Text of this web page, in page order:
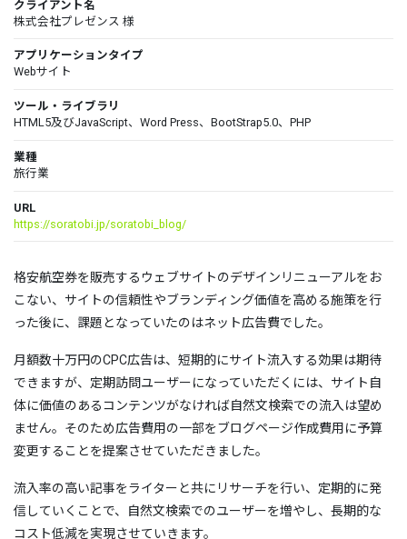
クライアント名
株式会社プレゼンス 様
アプリケーションタイプ
Webサイト
ツール・ライブラリ
HTML5及びJavaScript、Word Press、BootStrap5.0、PHP
業種
旅行業
URL
https://soratobi.jp/soratobi_blog/
格安航空券を販売するウェブサイトのデザインリニューアルをお
こない、サイトの信頼性やブランディング価値を高める施策を行
った後に、課題となっていたのはネット広告費でした。
月額数十万円のCPC広告は、短期的にサイト流入する効果は期待
できますが、定期訪問ユーザーになっていただくには、サイト自
体に価値のあるコンテンツがなければ自然文検索での流入は望め
ません。そのため広告費用の一部をブログページ作成費用に予算
変更することを提案させていただきました。
流入率の高い記事をライターと共にリサーチを行い、定期的に発
信していくことで、自然文検索でのユーザーを増やし、長期的な
コスト低減を実現させていきます。